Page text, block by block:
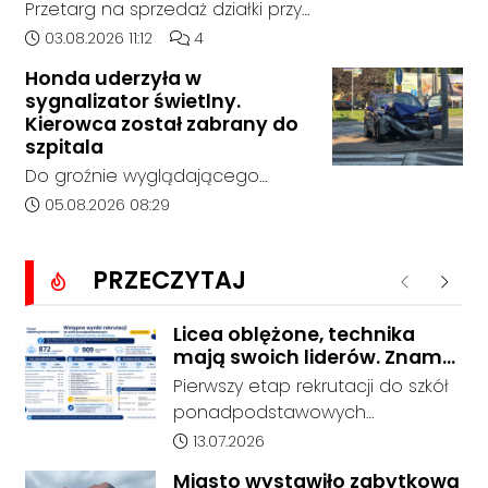
śląskim.
Przetarg na sprzedaż działki przy
Zespole Szkół Technicznych i
Kędzierzynie-Koźlu zakończył się
bez rozstrzygnięcia. Mimo
wcześniejszego zainteresowania
terenem ze strony sieci Dino, do
postępowania nie zgłosił się
żaden oferent.
Data dodania artykułu:
03.08.2026 11:12 Liczba komentarzy artykułu:
4
Honda uderzyła w
sygnalizator świetlny.
Kierowca został zabrany do
szpitala
Do groźnie wyglądającego
zdarzenia drogowego doszło w
godziny 6:30 kierujący
samochodem marki Honda
zjechał z drogi i uderzył w
sygnalizator świetlny.
Data dodania artykułu:
05.08.2026 08:29
PRZECZYTAJ Poprzednie
Licea oblężone, technika
mają swoich liderów. Znamy
wstępne wyniki rekrutacji do
szkół w powiecie
Pierwszy etap rekrutacji do szkół
ponadpodstawowych
prowadzonych przez Powiat
Data dodania artykułu:
13.07.2026
Miasto wystawiło zabytkową